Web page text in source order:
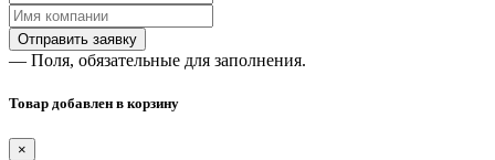
— Поля, обязательные для заполнения.
Товар добавлен в корзину
×